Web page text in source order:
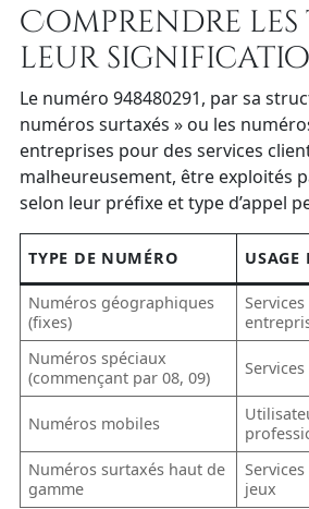
Comprendre les
leur
Le numéro 948480291, par sa
numéros surtaxés » ou les
entreprises pour des services
malheureusement, être exploités
selon leur préfixe et type d’appel
TYPE DE NUMÉRO USAGE
Numéros géographiques
(fixes)
Numéros spéciaux
(commençant par 08, 09)
Numéros mobiles
Numéros surtaxés haut de
gamme
jeux